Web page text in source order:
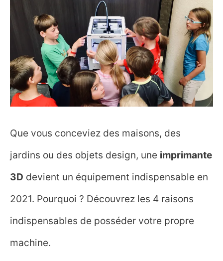
Que vous conceviez des maisons, des
jardins ou des objets design, une imprimante
3D devient un équipement indispensable en
2021. Pourquoi ? Découvrez les 4 raisons
indispensables de posséder votre propre
machine.